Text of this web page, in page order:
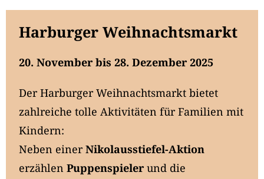
Harburger Weihnachtsmarkt
20. November bis 28. Dezember 2025
Der Harburger Weihnachtsmarkt bietet
zahlreiche tolle Aktivitäten für Familien mit
Kindern:
Neben einerNikolausstiefel-Aktion
erzählen Puppenspieler und die